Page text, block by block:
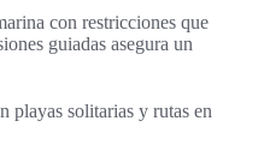
con restricciones que
guiadas asegura un
playas solitarias y rutas en